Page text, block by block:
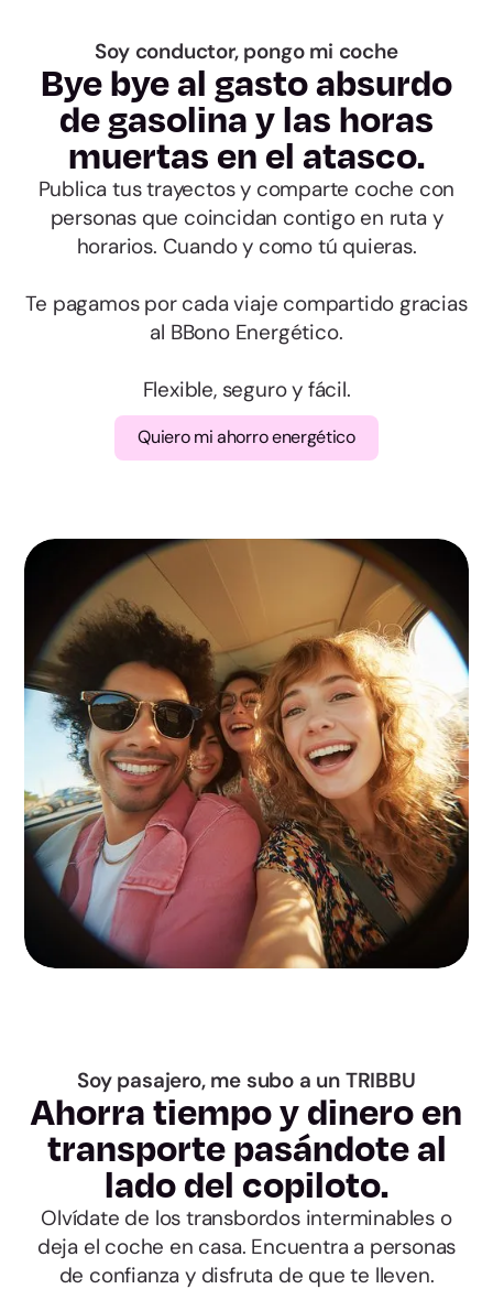
Ávila
Burgos
León
Palencia
Salamanca
Segovia
Soria
Valladolid
Zamora
Albacete
Ciudad Real
Cuenca
Guadalajara
Toledo
Barcelona
Girona
Tarragona
Alicante
Castellón
Valencia
Soy conductor, pongo mi coche
Bye bye al gasto absurdo
de gasolina y las horas
muertas en el atasco.
Publica tus trayectos y comparte coche con
personas que coincidan contigo en ruta y
horarios. Cuando y como tú quieras.
Te pagamos por cada viaje compartido gracias
al BBono Energético.
Flexible, seguro y fácil.
Quiero mi ahorro energético
Soy pasajero, me subo a un TRIBBU
Ahorra tiempo y dinero en
transporte pasándote al
lado del copiloto.
Olvídate de los transbordos interminables o
deja el coche en casa. Encuentra a personas
de confianza y disfruta de que te lleven.